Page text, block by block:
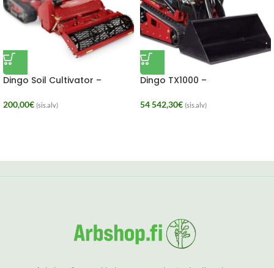
Dingo Soil Cultivator –
VUOKRA
200,00€ (sis.alv)
Dingo TX1000 –
54 542,30€ (sis.alv)